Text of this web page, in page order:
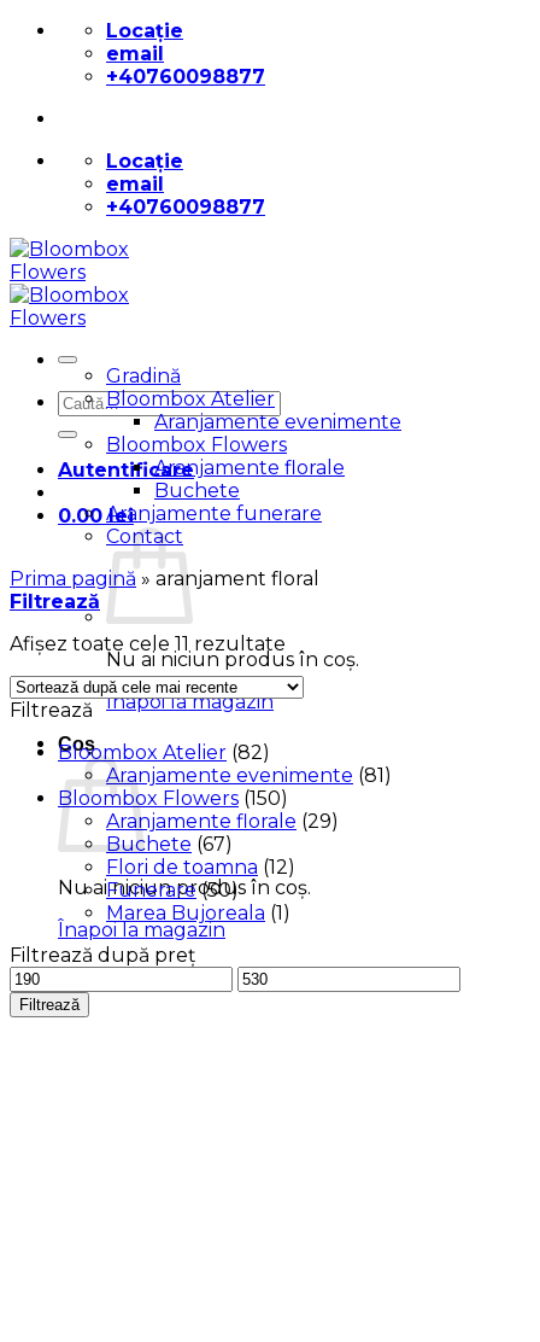
Skip
content
Locație
email
+40760098877
Locație
email
+40760098877
Caută
după:
Autentificare
0.00lei
Nu ai niciun produs în coș.
Înapoi la magazin
Coș
Nu ai niciun produs în coș.
Înapoi la magazin
Gradină
Bloombox Atelier
Aranjamente evenimente
Bloombox Flowers
Aranjamente florale
Buchete
Aranjamente funerare
Contact
Prima pagină » aranjament floral
Filtrează
Afișez toate cele 11 rezultate
după
cele
Filtrează
Bloombox Atelier (82)
Aranjamente evenimente (81)
Bloombox Flowers (150)
Aranjamente florale (29)
Buchete (67)
Flori de toamna (12)
Funerare (50)
Marea Bujoreala (1)
Filtrează după preț
Preț
minim
Preț
maxim
Filtrează